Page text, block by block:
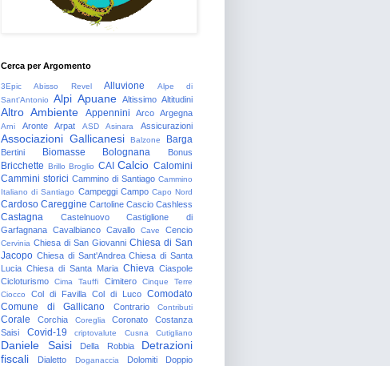
Cerca per Argomento
3Epic Abisso Revel Alluvione
Alpe di
Sant'Antonio
Alpi Apuane Altissimo Altitudini
Altro Ambiente Appennini Arco Argegna
Arni Aronte Arpat ASD Asinara Assicurazioni
Associazioni Gallicanesi Balzone Barga
Bertini Biomasse Bolognana Bonus
Bricchette Brillo Broglio CAI Calcio Calomini
Cammini storici Cammino di Santiago Cammino
Italiano di Santiago Campeggi Campo Capo Nord
Cardoso Careggine Cartoline Cascio Cashless
Castagna Castelnuovo
Castiglione di
Garfagnana Cavalbianco Cavallo Cave Cencio
Cervinia Chiesa di San Giovanni Chiesa di San
Jacopo Chiesa di Sant'Andrea Chiesa di Santa
Lucia Chiesa di Santa Maria Chieva Ciaspole
Cicloturismo
Cima Tauffi Cimitero
Cinque Terre
Ciocco
Col di Favilla Col di Luco Comodato
Comune di Gallicano
Contrario Contributi
Corale Corchia Coreglia Coronato
Costanza
Saisi
Covid-19 criptovalute Cusna Cutigliano
Daniele Saisi Della Robbia
Detrazioni
fiscali
Dialetto Doganaccia Dolomiti
Doppio